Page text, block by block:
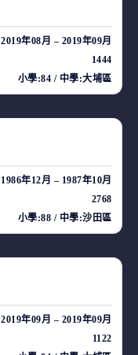
2019年08月 – 2019年09月
1444
小學:84 / 中學:大埔區
1986年12月 – 1987年10月
2768
小學:88 / 中學:沙田區
2019年09月 – 2019年09月
1122